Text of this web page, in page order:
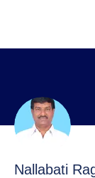
Nallabati